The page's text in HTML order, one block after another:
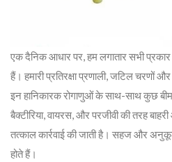
एक दैनिक आधार पर, हम लगातार सभी
हैं। हमारी प्रतिरक्षा प्रणाली, जटिल चरणों
इन हानिकारक रोगाणुओं के साथ-साथ कुछ
बैक्टीरिया, वायरस, और परजीवी की तरह
तत्काल कार्रवाई की जाती है। सहज और
होते हैं।